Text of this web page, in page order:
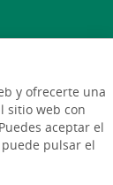
y ofrecerte una
sitio web con
aceptar el
pulsar el